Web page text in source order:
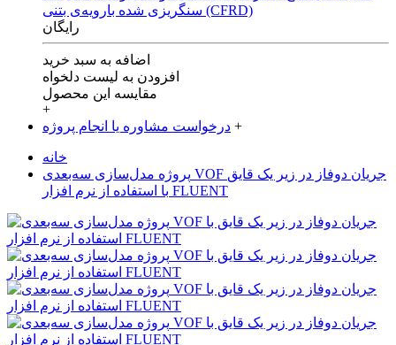
سنگریزی‌ شده با‌رویه‌ی‌ بتنی‌ (CFRD)
رایگان
اضافه به سبد خرید
افزودن به لیست دلخواه
مقایسه این محصول
+
درخواست مشاوره یا انجام پروژه +
خانه
پروژه مدل‌سازی سه‌بعدی VOF جریان دوفاز در زیر یک قایق
با استفاده از نرم افزار FLUENT